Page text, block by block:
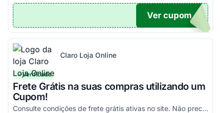
100
Ver cupom
Claro Loja Online
Verificado
Frete Grátis na suas compras utilizando um
Cupom!
Consulte condições de frete grátis ativas no site. Não precisa aplicar código promocional Claro Loja!